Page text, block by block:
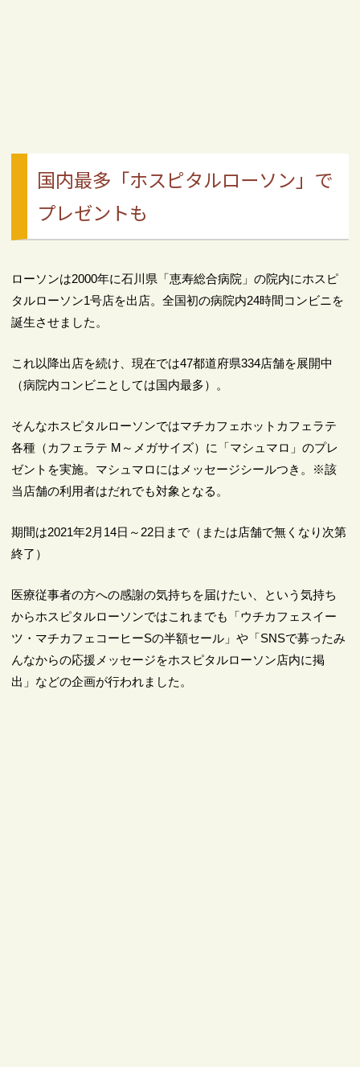
国内最多「ホスピタルローソン」で
プレゼントも
ローソンは2000年に石川県「恵寿総合病院」の院内にホスピ
タルローソン1号店を出店。全国初の病院内24時間コンビニを
誕生させました。
これ以降出店を続け、現在では47都道府県334店舗を展開中
（病院内コンビニとしては国内最多）。
そんなホスピタルローソンではマチカフェホットカフェラテ
各種（カフェラテ M～メガサイズ）に「マシュマロ」のプレ
ゼントを実施。マシュマロにはメッセージシールつき。※該
当店舗の利用者はだれでも対象となる。
期間は2021年2月14日～22日まで（または店舗で無くなり次第
終了）
医療従事者の方への感謝の気持ちを届けたい、という気持ち
からホスピタルローソンではこれまでも「ウチカフェスイー
ツ・マチカフェコーヒーSの半額セール」や「SNSで募ったみ
んなからの応援メッセージをホスピタルローソン店内に掲
出」などの企画が行われました。